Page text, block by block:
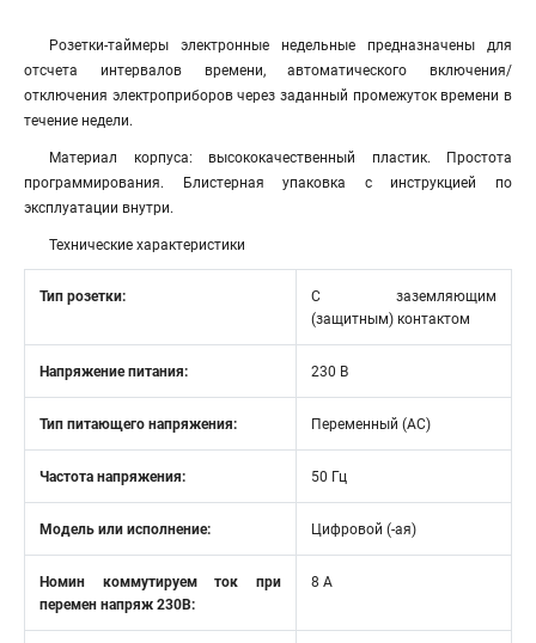
Розетки-таймеры электронные недельные предназначены для
отсчета интервалов времени, автоматического включения/
отключения электроприборов через заданный промежуток времени в
течение недели.
Материал корпуса: высококачественный пластик. Простота
программирования. Блистерная упаковка с инструкцией по
эксплуатации внутри.
Технические характеристики
Тип розетки:
С заземляющим
(защитным) контактом
Напряжение питания: 230 В
Тип питающего напряжения: Переменный (AC)
Частота напряжения: 50 Гц
Модель или исполнение: Цифровой (-ая)
Номин коммутируем ток при
перемен напряж 230В:
8 А